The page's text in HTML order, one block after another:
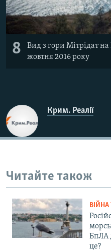
8
Вид з гори Мітрідат
жовтня 2016 року
Крим. Реалії
Читайте також
БпЛА
це?